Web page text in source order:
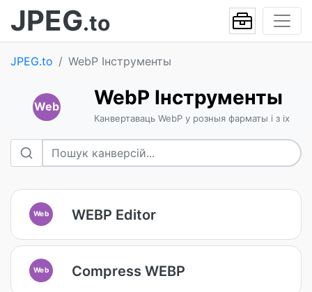
JPEG.to
JPEG.to WebP Інструменты
Web WebP Інструменты
Канвертаваць WebP у розныя фарматы і з іх
Web WEBP Editor
Web Compress WEBP